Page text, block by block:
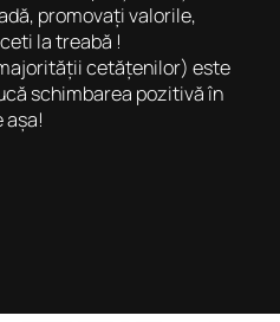
promovați valorile,
la treabă !
cetățenilor) este
schimbarea pozitivă în
așa!